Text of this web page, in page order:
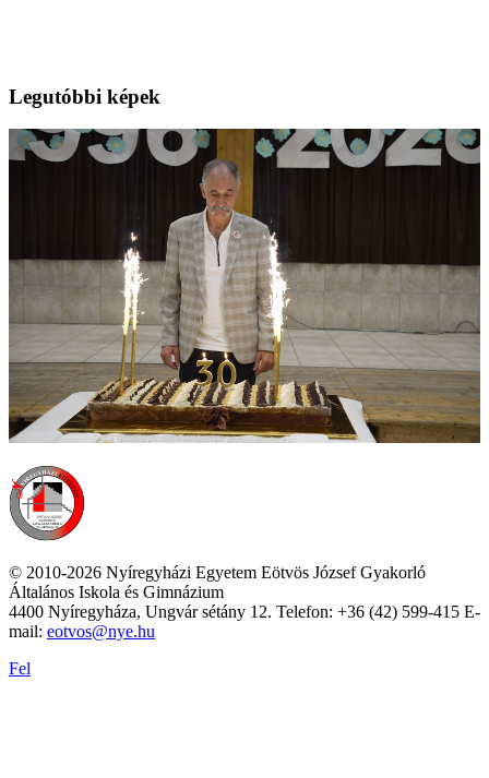
Legutóbbi képek
© 2010-2026 Nyíregyházi Egyetem Eötvös József Gyakorló
Általános Iskola és Gimnázium
4400 Nyíregyháza, Ungvár sétány 12. Telefon: +36 (42) 599-415 E-
mail: eotvos@nye.hu
Fel